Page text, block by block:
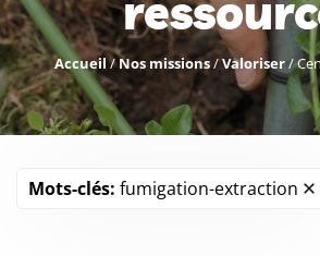
Accueil/Nos missions/Valoriser/
Mots-clés: fumigation-extraction